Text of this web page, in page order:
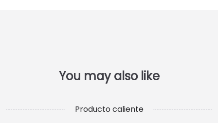
Producto caliente